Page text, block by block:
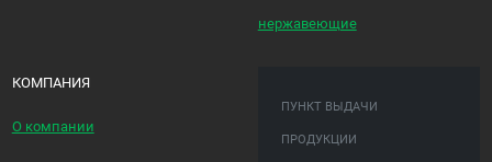
нержавеющие
КОМПАНИЯ
О компании
ПУНКТ ВЫДАЧИ
ПРОДУКЦИИ